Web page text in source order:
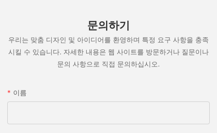
문의하기
우리는 맞춤 디자인 및 아이디어를 환영하며 특정 요구 사항을 충족
시킬 수 있습니다. 자세한 내용은 웹 사이트를 방문하거나 질문이나
문의 사항으로 직접 문의하십시오.
이름